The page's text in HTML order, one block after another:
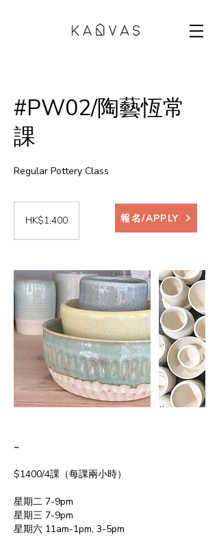
#PW02/陶藝恆常
課
Regular Pottery Class
KongHK$1,400
-
$1400/4課（每課兩小時）
星期二 7-9pm
星期三 7-9pm
星期六 11am-1pm, 3-5pm
報名/APPLY